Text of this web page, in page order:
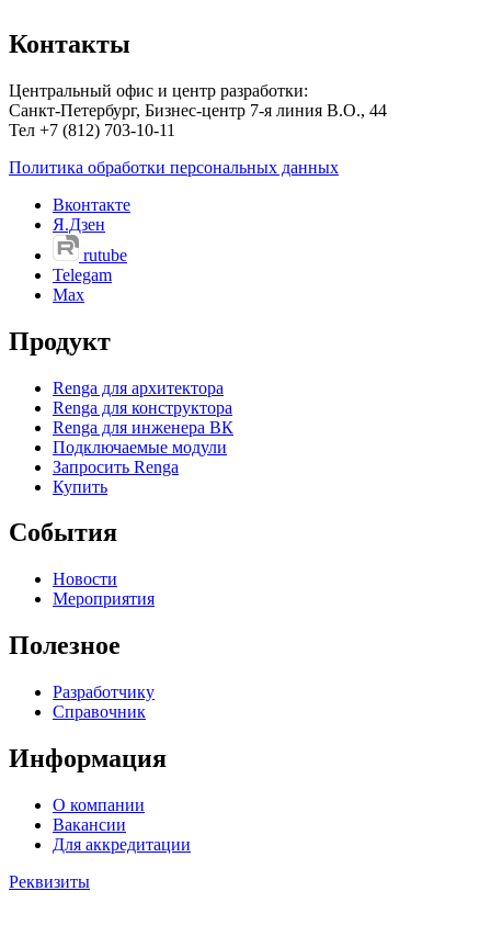
Контакты
Центральный офис и центр разработки:
Санкт-Петербург, Бизнес-центр 7-я линия В.О., 44
Тел +7 (812) 703-10-11
Политика обработки персональных данных
Вконтакте
Я.Дзен
rutube
Telegam
Max
Продукт
Renga для архитектора
Renga для конструктора
Renga для инженера ВК
Подключаемые модули
Запросить Renga
Купить
События
Новости
Мероприятия
Полезное
Разработчику
Справочник
Информация
О компании
Вакансии
Для аккредитации
Реквизиты